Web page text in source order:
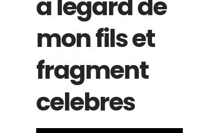
a legard de
mon fils et
fragment
celebres